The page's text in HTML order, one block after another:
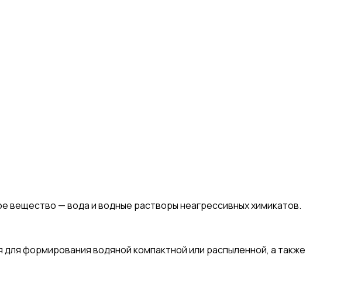
вещество — вода и водные растворы неагрессивных химикатов.
формирования водяной компактной или распыленной, а также